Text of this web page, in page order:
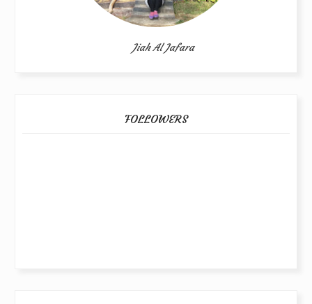
Jiah Al Jafara
FOLLOWERS